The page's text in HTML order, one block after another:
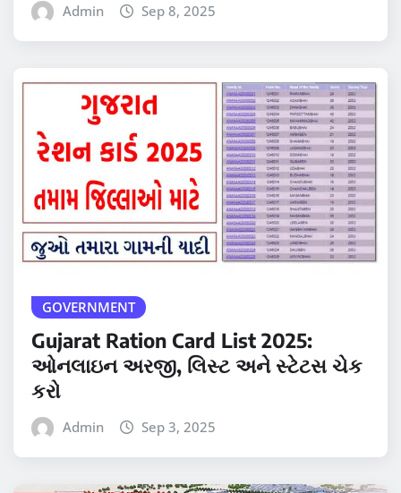
Admin Sep 8, 2025
GOVERNMENT
Gujarat Ration Card List 2025:
ઓનલાઇન અરજી, લિસ્ટ અને સ્ટેટસ ચેક
કરો
Admin Sep 3, 2025